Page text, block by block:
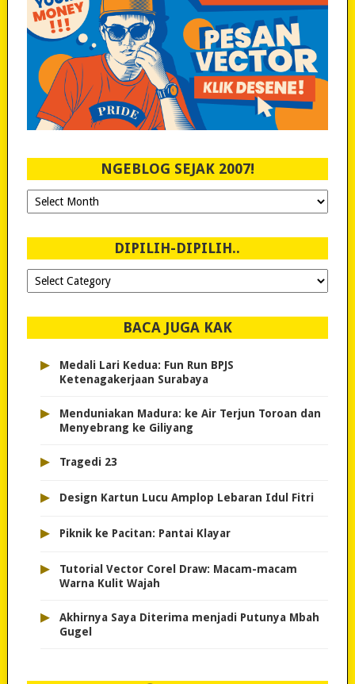
NGEBLOG SEJAK 2007!
Ngeblog
Sejak
DIPILIH-DIPILIH..
Dipilih-
dipilih..
BACA JUGA KAK
▸
Medali Lari Kedua: Fun Run BPJS
Ketenagakerjaan Surabaya
▸
Menduniakan Madura: ke Air Terjun Toroan dan
Menyebrang ke Giliyang
▸ Tragedi 23
▸ Design Kartun Lucu Amplop Lebaran Idul Fitri
▸ Piknik ke Pacitan: Pantai Klayar
▸
Tutorial Vector Corel Draw: Macam-macam
Warna Kulit Wajah
▸
Akhirnya Saya Diterima menjadi Putunya Mbah
Gugel